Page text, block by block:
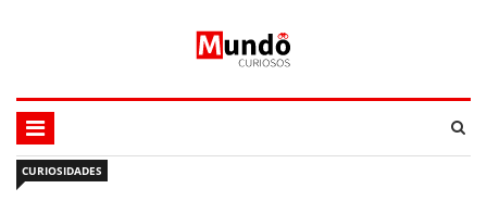
CURIOSIDADES